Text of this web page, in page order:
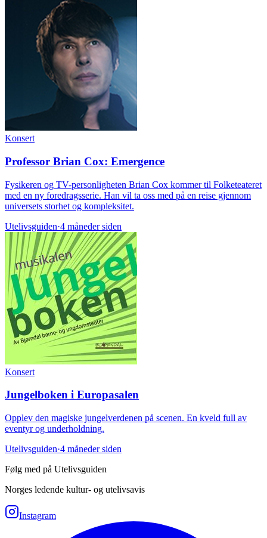
Konsert
Professor Brian Cox: Emergence
Fysikeren og TV-personligheten Brian Cox kommer til Folketeateret
med en ny foredragsserie. Han vil ta oss med på en reise gjennom
universets storhet og kompleksitet.
Utelivsguiden·4 måneder siden
Konsert
Jungelboken i Europasalen
Opplev den magiske jungelverdenen på scenen. En kveld full av
eventyr og underholdning.
Utelivsguiden·4 måneder siden
Følg med på Utelivsguiden
Norges ledende kultur- og utelivsavis
Instagram